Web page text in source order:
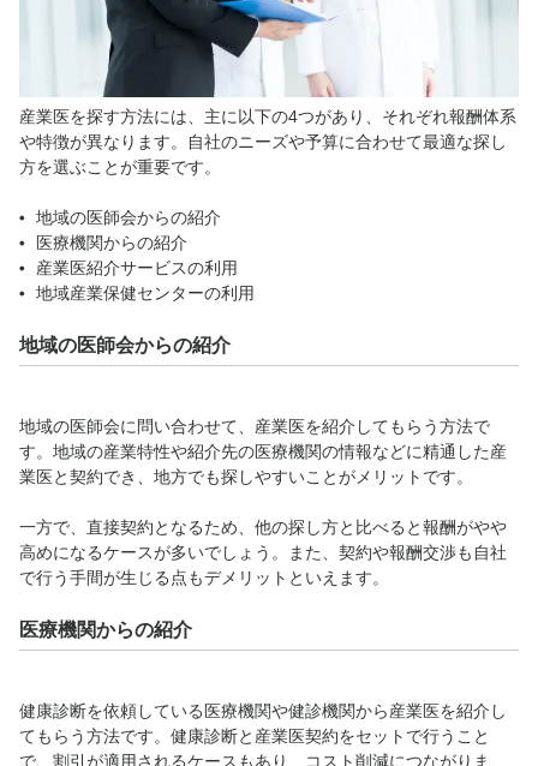
産業医を探す方法には、主に以下の4つがあり、それぞれ報酬体系
や特徴が異なります。自社のニーズや予算に合わせて最適な探し
方を選ぶことが重要です。
地域の医師会からの紹介
医療機関からの紹介
産業医紹介サービスの利用
地域産業保健センターの利用
地域の医師会からの紹介
地域の医師会に問い合わせて、産業医を紹介してもらう方法で
す。地域の産業特性や紹介先の医療機関の情報などに精通した産
業医と契約でき、地方でも探しやすいことがメリットです。
一方で、直接契約となるため、他の探し方と比べると報酬がやや
高めになるケースが多いでしょう。また、契約や報酬交渉も自社
で行う手間が生じる点もデメリットといえます。
医療機関からの紹介
健康診断を依頼している医療機関や健診機関から産業医を紹介し
てもらう方法です。健康診断と産業医契約をセットで行うこと
で、割引が適用されるケースもあり、コスト削減につながりま